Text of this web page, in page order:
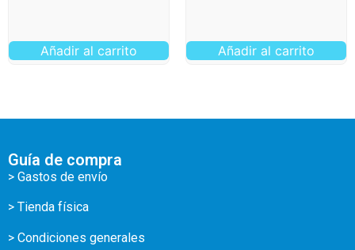
Añadir al carrito Añadir al carrito
Guía de compra
> Gastos de envío
> Tienda física
> Condiciones generales